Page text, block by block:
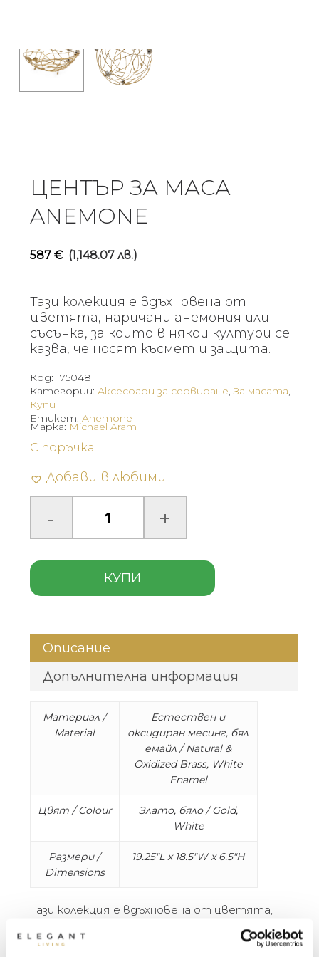
ЦЕНТЪР ЗА МАСА
ANEMONE
587 € (1,148.07 лв.)
Тази колекция е вдъхновена от
цветята, наричани анемония или
съсънка, за които в някои култури се
казва, че носят късмет и защита.
Код:175048
Категории: Аксесоари за сервиране,За масата,
Купи
Етикет: Anemone
С поръчка
Добави в любими
КУПИ
Марка: Michael Aram
Описание
Допълнителна информация
Материал /
Material
Естествен и
оксидиран месинг, бял
емайл / Natural &
Oxidized Brass, White
Enamel
Цвят / Colour
Злато, бяло / Gold,
White
Размери /
Dimensions
19.25″L x 18.5″W x 6.5″H
Тази колекция е вдъхновена от цветята,
наричани анемония или съсънка, за които в
някои култури се казва, че носят късмет и